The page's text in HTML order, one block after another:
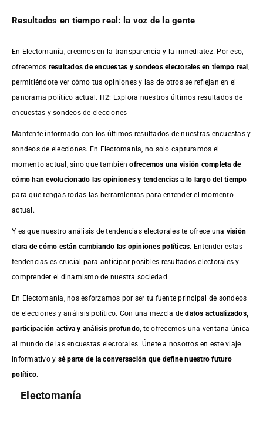
Resultados en tiempo real: la voz de la gente
En Electomanía, creemos en la transparencia y la inmediatez. Por eso,
ofrecemos resultados deencuestas y sondeos electorales en tiempo real
permitiéndote ver cómo tus opiniones y las de otros se reflejan en el
panorama político actual. H2: Explora nuestros últimos resultados de
encuestas y sondeos de elecciones
Mantente informado con los últimos resultados de nuestras encuestasy
sondeos de elecciones. En Electomania, no solo capturamos el
momento actual, sino que tambiénofrecemos una visión completa de
cómo han evolucionado las opiniones y tendencias a lo largo del tiempo
para que tengas todas las herramientas para entender el momento
actual.
Y es que nuestro análisis de tendencias electorales te ofrece una visión
clara de cómo están cambiando las opiniones políticas. Entender estas
tendencias es crucial para anticipar posibles resultados electorales y
comprender el dinamismo de nuestra sociedad.
En Electomanía, nos esforzamos por ser tu fuente principal de sondeos
de elecciones y análisis político. Con una mezcla dedatos actualizados,
participación activa y análisis profundo , te ofrecemos una ventana única
al mundo de las encuestas electorales. Únete a nosotros en este viaje
informativo y sé parte de la conversación que define nuestro futuro
político.
Electomanía